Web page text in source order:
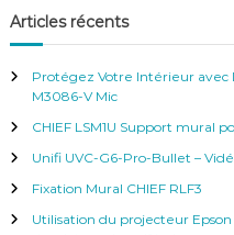
’
a
r
t
i
h
e
c
e
r
Articles récents
Protégez Votre Intérieur avec
M3086-V Mic
CHIEF LSM1U Support mural
Unifi UVC-G6-Pro-Bullet –
Fixation Mural CHIEF RLF3
Utilisation du projecteur Epson